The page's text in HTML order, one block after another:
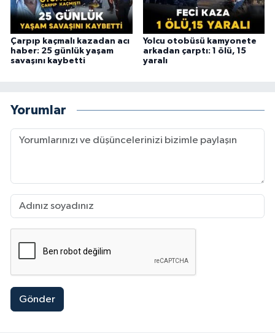
Çarpıp kaçmalı kazadan acı
haber: 25 günlük yaşam
savaşını kaybetti
Yolcu otobüsü kamyonete
arkadan çarptı: 1 ölü, 15
yaralı
Yorumlar
Gönder